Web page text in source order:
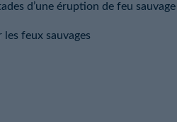
d’une éruption de feu sauvage
les feux sauvages